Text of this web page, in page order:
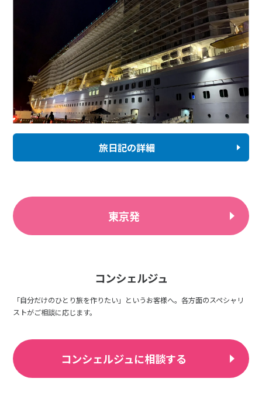
旅日記の詳細
東京発
コンシェルジュ
「自分だけのひとり旅を作りたい」というお客様へ。各方面のスペシャリ
ストがご相談に応じます。
コンシェルジュに相談する